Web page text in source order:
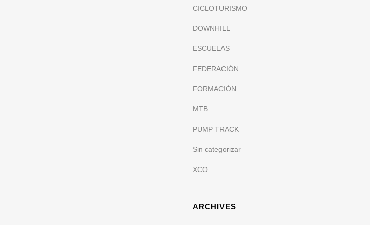
CICLOTURISMO
DOWNHILL
ESCUELAS
FEDERACIÓN
FORMACIÓN
MTB
PUMP TRACK
Sin categorizar
XCO
ARCHIVES